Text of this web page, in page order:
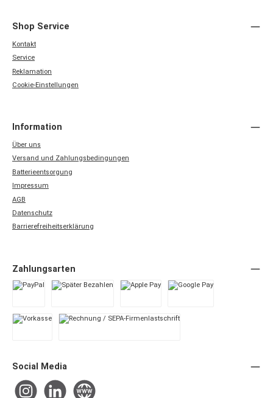
Shop Service
Kontakt
Service
Reklamation
Cookie-Einstellungen
Information
Über uns
Versand und Zahlungsbedingungen
Batterieentsorgung
Impressum
AGB
Datenschutz
Barrierefreiheitserklärung
Zahlungsarten
Social Media
InstagramLinkedIn Website